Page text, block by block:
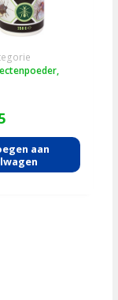
aan